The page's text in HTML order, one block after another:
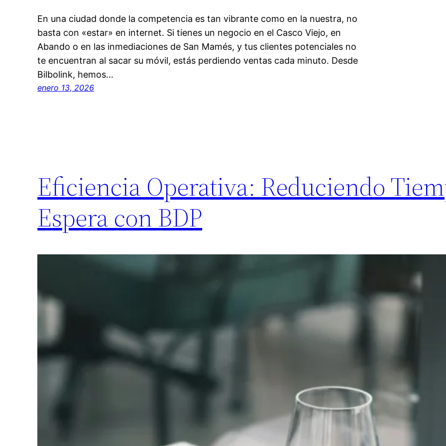
En una ciudad donde la competencia es tan vibrante como en la nuestra, no
basta con «estar» en internet. Si tienes un negocio en el Casco Viejo, en
Abando o en las inmediaciones de San Mamés, y tus clientes potenciales no
te encuentran al sacar su móvil, estás perdiendo ventas cada minuto. Desde
Bilbolink, hemos…
enero 13, 2026
Eficiencia Operativa: Reduciendo
Espera con BDP